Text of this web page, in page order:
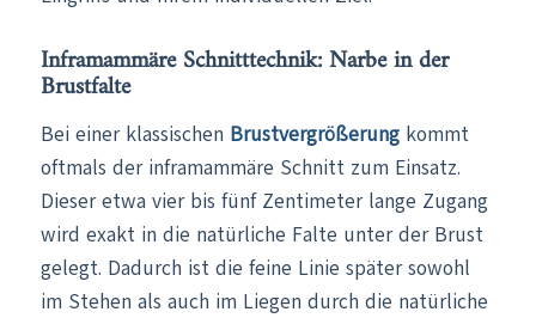
Inframammäre Schnitttechnik: Narbe in der
Brustfalte
Bei einer klassischen Brustvergrößerungkommt
oftmals der inframammäre Schnitt zum Einsatz.
Dieser etwa vier bis fünf Zentimeter lange Zugang
wird exakt in die natürliche Falte unter der Brust
gelegt. Dadurch ist die feine Linie später sowohl
im Stehen als auch im Liegen durch die natürliche